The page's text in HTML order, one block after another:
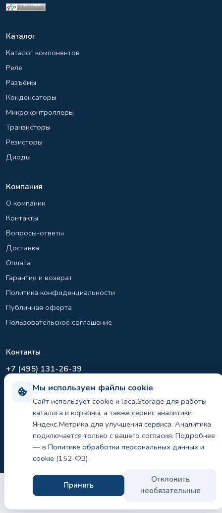
Мы используем файлы cookie
Сайт использует cookie и localStorage для работы
каталога и корзины, а также сервис аналитики
Яндекс.Метрика для улучшения сервиса. Аналитика
подключается только с вашего согласия. Подробнее
— в Политике обработки персональных данных и
cookie (152-ФЗ).
Принять
Отклонить
необязательные
Каталог
Каталог компонентов
Реле
Разъёмы
Конденсаторы
Микроконтроллеры
Транзисторы
Резисторы
Диоды
Компания
О компании
Контакты
Вопросы-ответы
Доставка
Оплата
Гарантия и возврат
Политика конфиденциальности
Публичная оферта
Пользовательское соглашение
Контакты
+7 (495) 131-26-39
info@el-sirius.ru
МО, г. Раменское, ул. Карла Маркса
Склад: Шереметьево, Московская область
2026 ООО «ЭЛ-СИРИУС». Все права защищены.
Политика конфиденциальности и использования cookie